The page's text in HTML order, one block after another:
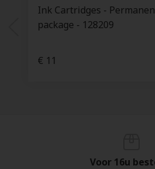
Ink Cartridges -
package - 128209
€ 11
Voor 16u